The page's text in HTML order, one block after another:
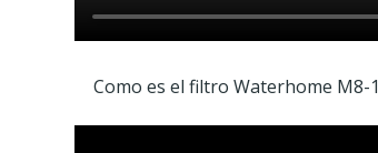
Como es el filtro Waterhome M8-1